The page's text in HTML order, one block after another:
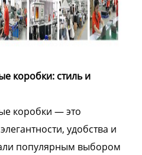
коробки: стиль и
коробки — это
удобства и
популярным выбором